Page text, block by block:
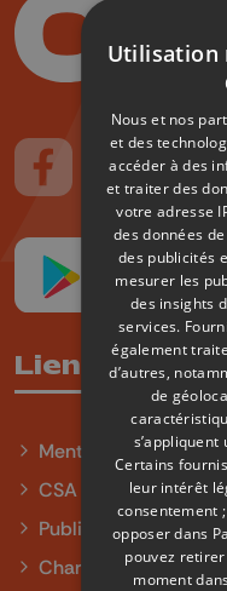
Suivez-nous surSuivez-
Liens utiles
Mentions légales
CSA
Publicité
Charte sur l'égalité
Utilisation
Nous et nos
et des
accéder à des
et traiter des
votre adresse
des données
des publicités
mesurer les
des insights
services.
également
d’autres,
de
Certains
leur intérêt
consentement
opposer dans
pouvez
moment dans